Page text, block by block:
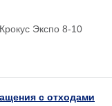
Экспо 8-10
с отходами